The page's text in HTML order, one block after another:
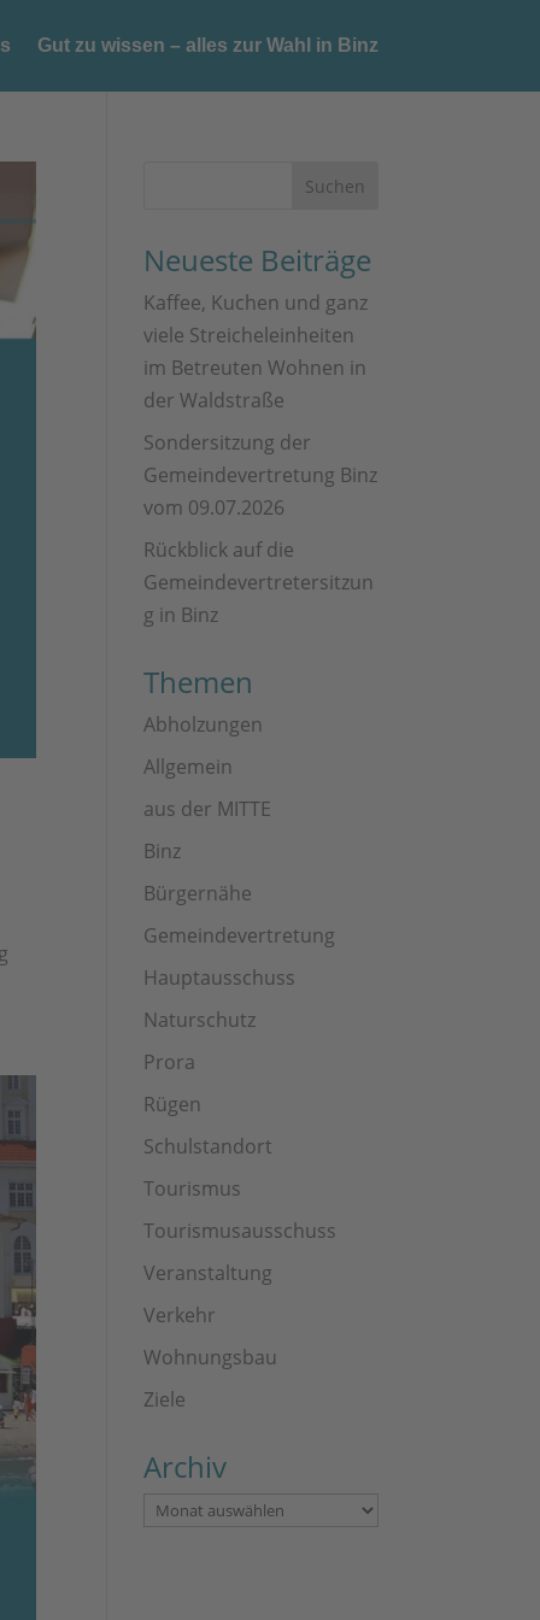
Gut zu wissen – alles zur Wahl in Binz
Neueste Beiträge
Kaffee, Kuchen und ganz
viele Streicheleinheiten
im Betreuten Wohnen in
der Waldstraße
Sondersitzung der
Gemeindevertretung Binz
vom 09.07.2026
Rückblick auf die
Gemeindevertretersitzun
g in Binz
Themen
Abholzungen
Allgemein
aus der MITTE
Binz
Bürgernähe
Gemeindevertretung
Hauptausschuss
Naturschutz
Prora
Rügen
Schulstandort
Tourismus
Tourismusausschuss
Veranstaltung
Verkehr
Wohnungsbau
Ziele
Archiv
Archiv